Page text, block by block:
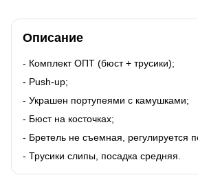
Описание
- Комплект ОПТ (бюст + трусики);
- Push-up;
- Украшен портупеями с камушками;
- Бюст на косточках;
- Бретель не съемная, регулируется
- Трусики слипы, посадка средняя.